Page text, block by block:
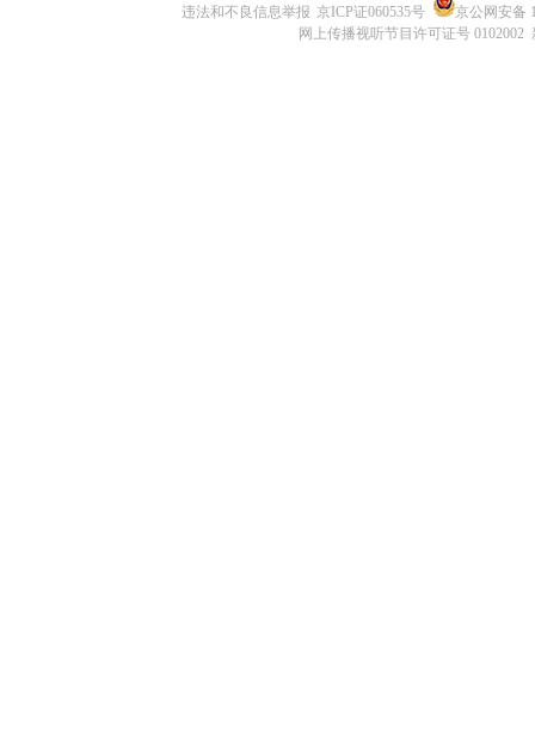
违法和不良信息举报 京ICP证060535号
京公网安备
网上传播视听节目许可证号 0102002